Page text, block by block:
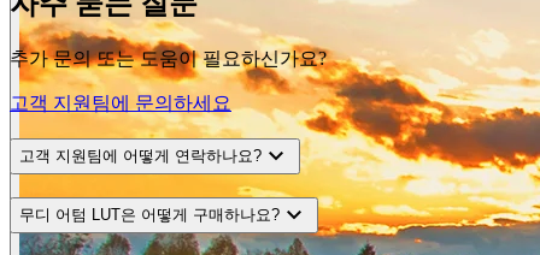
추가 문의 또는 도움이 필요하신가요?
고객 지원팀에 문의하세요
고객 지원팀에 어떻게 연락하나요? expand_more
무디 어텀 LUT은 어떻게 구매하나요? expand_more